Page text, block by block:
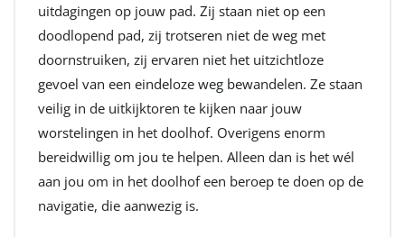
uitdagingen op jouw pad. Zij staan niet op een
doodlopend pad, zij trotseren niet de weg met
doornstruiken, zij ervaren niet het uitzichtloze
gevoel van een eindeloze weg bewandelen. Ze staan
veilig in de uitkijktoren te kijken naar jouw
worstelingen in het doolhof. Overigens enorm
bereidwillig om jou te helpen. Alleen dan is het wél
aan jou om in het doolhof een beroep te doen op de
navigatie, die aanwezig is.